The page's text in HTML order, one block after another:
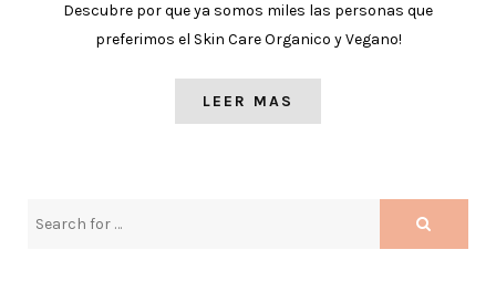
Descubre por que ya somos miles las personas que
preferimos el Skin Care Organico y Vegano!
LEER MAS